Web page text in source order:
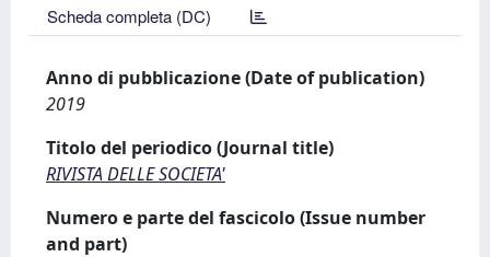
Scheda completa (DC)
Anno di pubblicazione (Date of publication)
2019
Titolo del periodico (Journal title)
RIVISTA DELLE SOCIETA'
Numero e parte del fascicolo (Issue number
and part)